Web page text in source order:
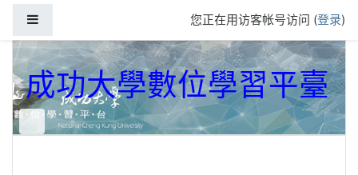
您正在用访客帐号访问 (登录)
成功大學數位學習平臺